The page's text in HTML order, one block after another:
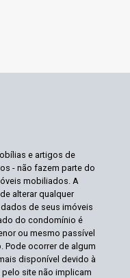
e artigos de
- não fazem parte do
mobiliados. A
alterar qualquer
de seus imóveis
do condomínio é
ou mesmo passível
Pode ocorrer de algum
disponível devido à
site não implicam